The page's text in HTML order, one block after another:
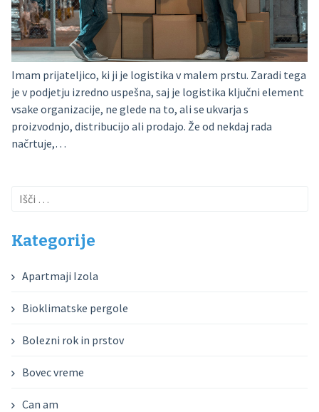
Imam prijateljico, ki ji je logistika v malem prstu. Zaradi tega
je v podjetju izredno uspešna, saj je logistika ključni element
vsake organizacije, ne glede na to, ali se ukvarja s
proizvodnjo, distribucijo ali prodajo. Že od nekdaj rada
načrtuje,…
Išči:
Kategorije
Apartmaji Izola
Bioklimatske pergole
Bolezni rok in prstov
Bovec vreme
Can am